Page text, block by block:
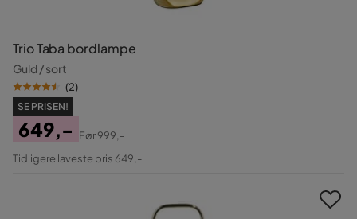
Trio Taba bordlampe
Guld / sort
(2)
SE PRISEN!
Pris
649,-
Original
Før999,-
Tidligere laveste pris 649,-